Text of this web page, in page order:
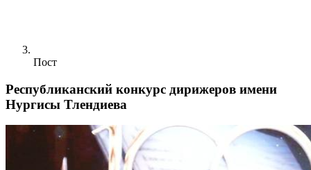
Пост
Республиканский конкурс дирижеров имени
Нургисы Тлендиева